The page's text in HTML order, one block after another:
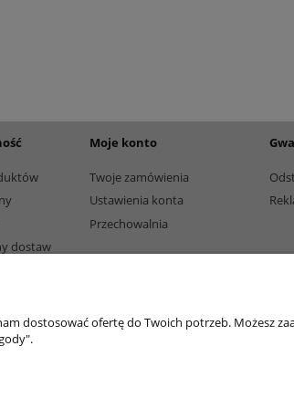
dostaw
Moje konto
Twoje zamówienia
Ustawienia konta
Przechowalnia
dostosować ofertę do Twoich potrzeb. Możesz